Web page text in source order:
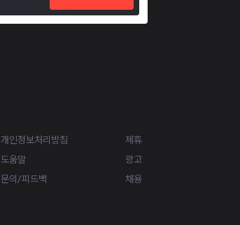
개인정보처리방침
도움말
문의/피드백
제휴
광고
채용